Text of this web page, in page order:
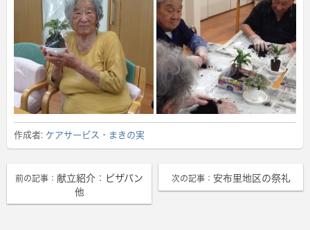
作成者: ケアサービス・まきの実
前の記事： 献立紹介：ピザパン
他
次の記事： 安布里地区の祭礼